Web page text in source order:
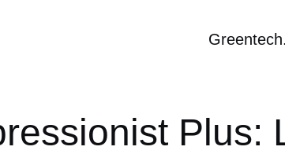
Plus: